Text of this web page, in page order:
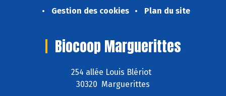
Gestion des cookies
Plan du site
Biocoop Marguerittes
254 allée Louis Blériot
30320 Marguerittes